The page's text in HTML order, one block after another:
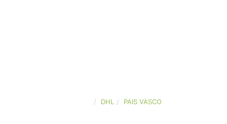
DHL PAIS VASCO